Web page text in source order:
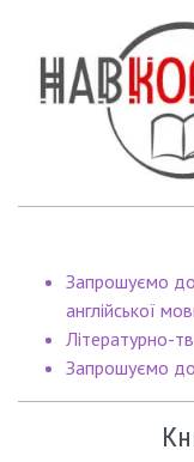
Запрошуємо
англійської
Літературно-
Запрошуємо до